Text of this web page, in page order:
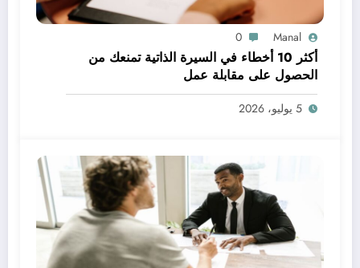
Manal
0
أكثر 10 أخطاء في السيرة الذاتية تمنعك من
الحصول على مقابلة عمل
5 يوليو، 2026